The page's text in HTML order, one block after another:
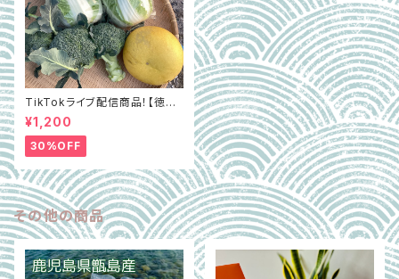
TikTokライブ配信商品！【徳島
県阿波市】GOTTSO阿波セレ
クト3種詰合せ約2.8㎏（ミルフィ
ー菜含む）
¥1,200
30%OFF
その他の商品